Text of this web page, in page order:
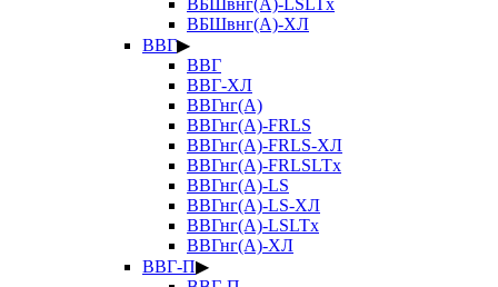
ВБШвнг(А)-LSLTx
ВБШвнг(А)-ХЛ
ВВГ▶
ВВГ
ВВГ-ХЛ
ВВГнг(А)
ВВГнг(А)-FRLS
ВВГнг(А)-FRLS-ХЛ
ВВГнг(А)-FRLSLTx
ВВГнг(А)-LS
ВВГнг(А)-LS-ХЛ
ВВГнг(А)-LSLTx
ВВГнг(А)-ХЛ
ВВГ-П▶